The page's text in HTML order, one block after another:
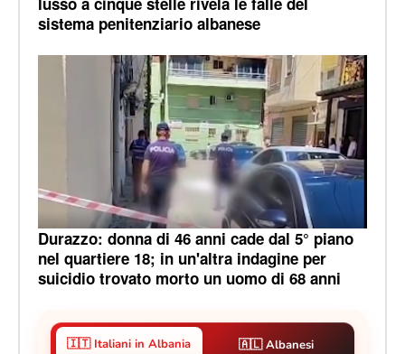
sistema penitenziario albanese
Durazzo: donna di 46 anni cade dal 5° piano
nel quartiere 18; in un'altra indagine per
suicidio trovato morto un uomo di 68 anni
🇮🇹 Italiani in Albania 🇦🇱 Albanesi